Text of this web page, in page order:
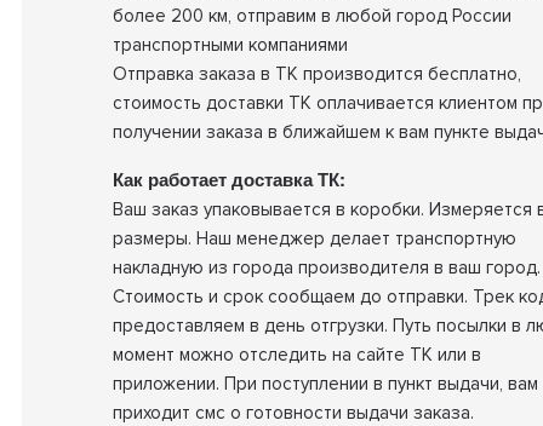
более 200 км, отправим в любой город России
транспортными компаниями
Отправка заказа в ТК производится бесплатно,
стоимость доставки ТК оплачивается клиентом
получении заказа в ближайшем к вам пункте
Как работает доставка ТК:
Ваш заказ упаковывается в коробки. Измеряется
размеры. Наш менеджер делает транспортную
накладную из города производителя в ваш город.
Стоимость и срок сообщаем до отправки. Трек
предоставляем в день отгрузки. Путь посылки в
момент можно отследить на сайте ТК или в
приложении. При поступлении в пункт выдачи, вам
приходит смс о готовности выдачи заказа.